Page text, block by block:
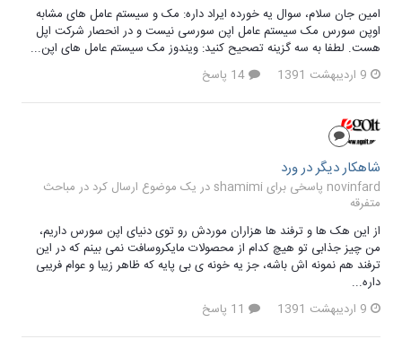
امین جان سلام، سوال یه خورده ایراد داره: مک و سیستم عامل های مشابه
اوپن سورس مک سیستم عامل اپن سورسی نیست و در انحصار شرکت اپل
هست. لطفا به سه گزینه تصحیح کنید: ویندوز مک سیستم عامل های اپن...
9 اردیبهشت 1391
شاهکار دیگر در ورد
novinfard پاسخی برای shamimi در یک موضوع ارسال کرد در
مباحث
متفرقه
از این هک ها و ترفند ها هزاران موردش رو توی دنیای اپن سورس داریم،
من چیز جذابی تو هیچ کدام از محصولات مایکروسافت نمی بینم که در این
ترفند هم نمونه اش باشه، جز یه خونه ی بی پایه که ظاهر زیبا و عوام فریبی
داره...
9 اردیبهشت 1391